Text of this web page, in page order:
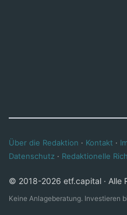
Über die Redaktion · Kontakt ·
Datenschutz · Redaktionelle
© 2018-2026 etf.capital · Alle
Keine Anlageberatung. Investieren